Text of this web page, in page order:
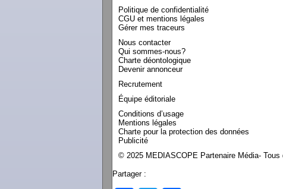
Politique de confidentialité
CGU et mentions légales
Gérer mes traceurs
Nous contacter
Qui sommes-nous?
Charte déontologique
Devenir annonceur
Recrutement
Équipe éditoriale
Conditions d’usage
Mentions légales
Charte pour la protection des données
Publicité
© 2025 MEDIASCOPE Partenaire Média- Tous
Partager :